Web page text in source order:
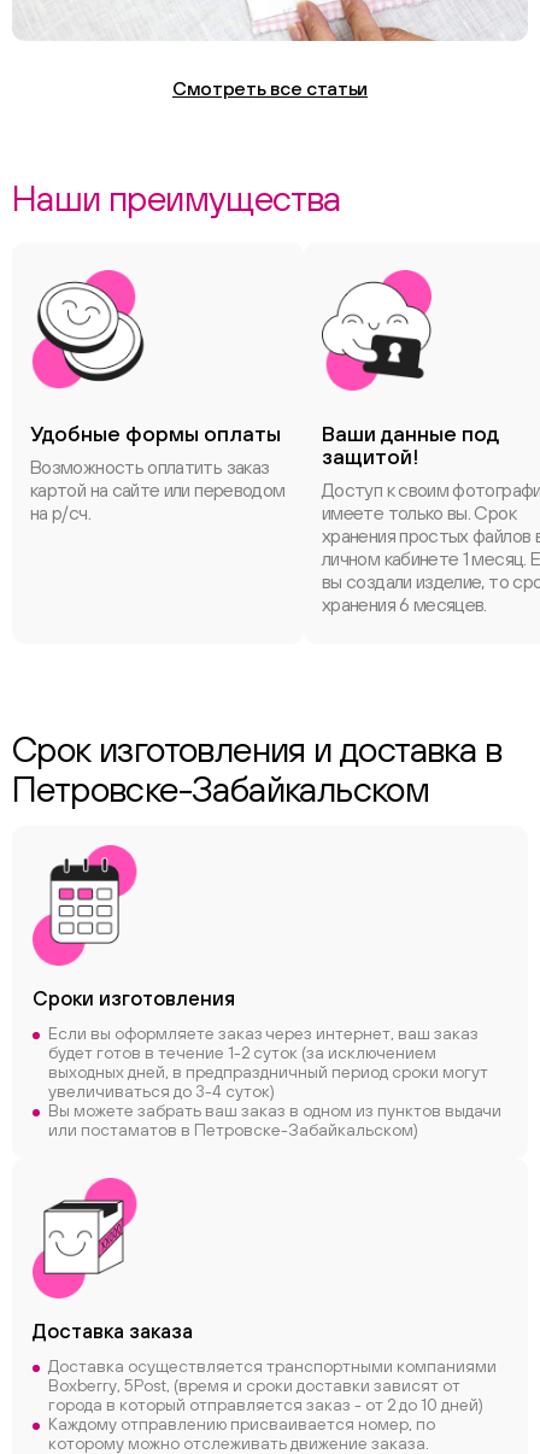
Смотреть все статьи
Наши преимущества
Удобные формы оплаты
Возможность оплатить заказ
картой на сайте или переводом
на р/сч.
Ваши данные под
защитой!
Доступ к своим
имеете только вы. Срок
хранения простых файлов
личном кабинете 1 месяц.
вы создали изделие, то
хранения 6 месяцев.
Срок изготовления и доставка в
Петровске-Забайкальском
Сроки изготовления
Если вы оформляете заказ через интернет, ваш заказ
будет готов в течение 1-2 суток (за исключением
выходных дней, в предпраздничный период сроки могут
увеличиваться до 3-4 суток)
Вы можете забрать ваш заказ в одном из пунктов выдачи
или постаматов в Петровске-Забайкальском)
Доставка заказа
Доставка осуществляется транспортными компаниями
Boxberry, 5Post, (время и сроки доставки зависят от
города в который отправляется заказ - от 2 до 10 дней)
Каждому отправлению присваивается номер, по
которому можно отслеживать движение заказа.